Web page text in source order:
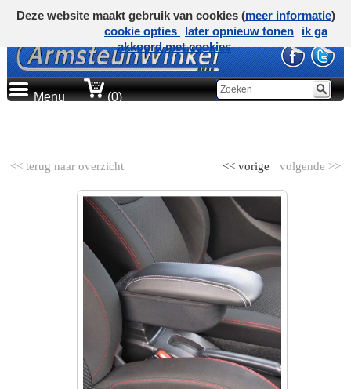
Menu (0)
<< terug naar overzicht volgende >>
<< vorige
Deze website maakt gebruik van cookies (meer informatie)
cookie opties
later opnieuw tonen
ik ga
akkoord met cookies